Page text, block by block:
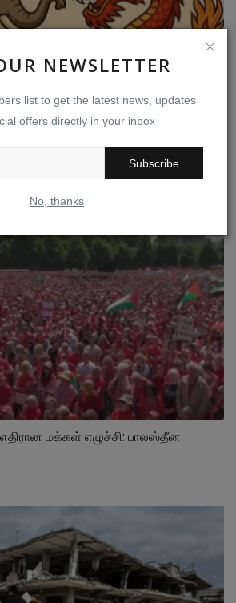
NEWSLETTER
list to get the latest news, updates
offers directly in your inbox
Subscribe
No, thanks
சக்திகள்: அமெரிக்காவின்
எதிரான மக்கள் எழுச்சி: பாலஸ்தீன